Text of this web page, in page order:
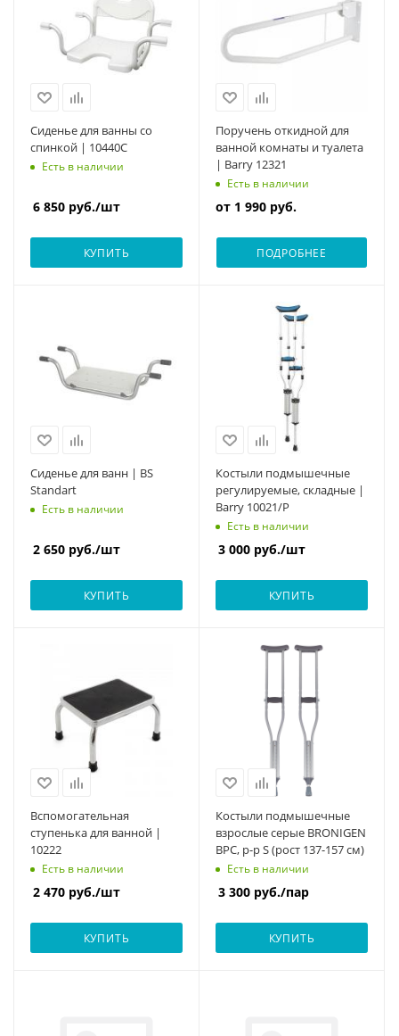
Сиденье для ванны со
спинкой | 10440C
Есть в наличии
6 850 руб./шт
КУПИТЬ
Поручень откидной для
ванной комнаты и туалета
| Barry 12321
Есть в наличии
от 1 990 руб.
ПОДРОБНЕЕ
Сиденье для ванн | BS
Standart
Есть в наличии
2 650 руб./шт
КУПИТЬ
Костыли подмышечные
регулируемые, складные |
Barry 10021/P
Есть в наличии
3 000 руб./шт
КУПИТЬ
Вспомогательная
ступенька для ванной |
10222
Есть в наличии
2 470 руб./шт
КУПИТЬ
Костыли подмышечные
взрослые серые BRONIGEN
BPC, р-р S (рост 137-157 см)
Есть в наличии
3 300 руб./пар
КУПИТЬ